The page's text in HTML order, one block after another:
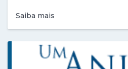
Saiba mais